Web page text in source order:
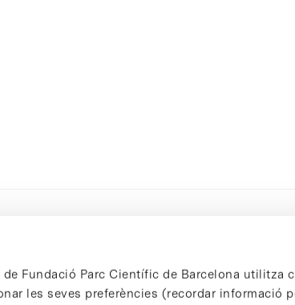
Fundació Parc Científic de Barcelona utilitza
les seves preferències (recordar informació